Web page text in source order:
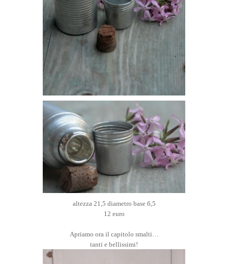
altezza 21,5 diametro base 6,5
12 euro
Apriamo ora il capitolo smalti…
tanti e bellissimi!